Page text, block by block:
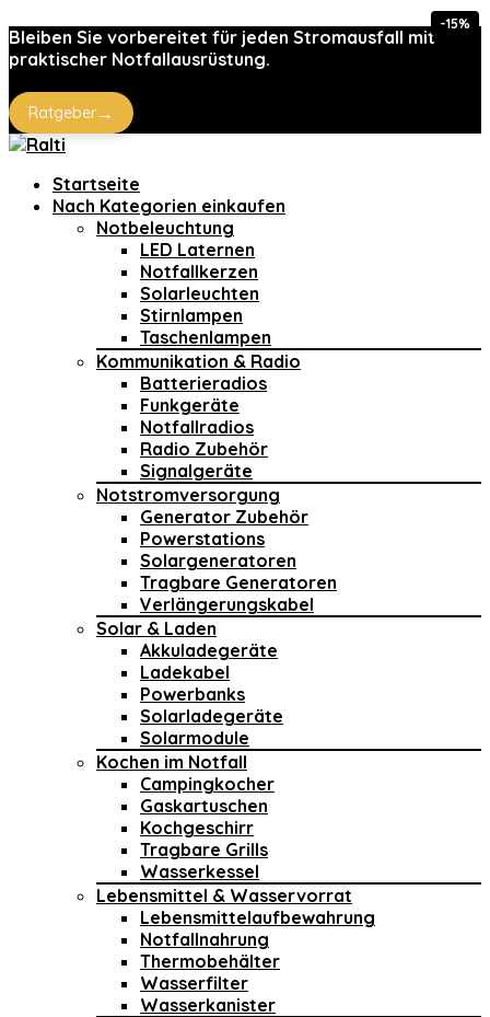
Bleiben Sie vorbereitet für jeden Stromausfall mit
praktischer Notfallausrüstung.
Ratgeber→
Startseite
Nach Kategorien einkaufen
Notbeleuchtung
LED Laternen
Notfallkerzen
Solarleuchten
Stirnlampen
Taschenlampen
Kommunikation & Radio
Batterieradios
Funkgeräte
Notfallradios
Radio Zubehör
Signalgeräte
Notstromversorgung
Generator Zubehör
Powerstations
Solargeneratoren
Tragbare Generatoren
Verlängerungskabel
Solar & Laden
Akkuladegeräte
Ladekabel
Powerbanks
Solarladegeräte
Solarmodule
Kochen im Notfall
Campingkocher
Gaskartuschen
Kochgeschirr
Tragbare Grills
Wasserkessel
Lebensmittel & Wasservorrat
Lebensmittelaufbewahrung
Notfallnahrung
Thermobehälter
Wasserfilter
Wasserkanister
-15%